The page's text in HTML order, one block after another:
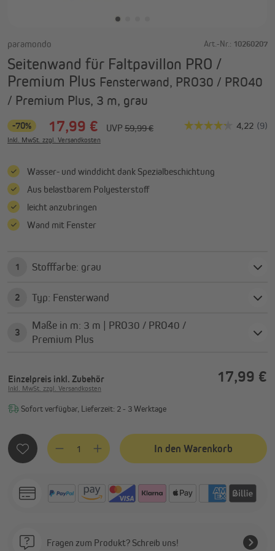
paramondo Art.-Nr.: 10260207
Seitenwand für Faltpavillon PRO /
Premium Plus Fensterwand, PRO30 / PRO40
/ Premium Plus, 3 m, grau
-70% 17,99 € UVP 59,99 €
Inkl. MwSt. zzgl. Versandkosten
Wasser- und winddicht dank Spezialbeschichtung
Aus belastbarem Polyesterstoff
leicht anzubringen
Wand mit Fenster
1 Stofffarbe: grau
2 Typ: Fensterwand
3
Maße in m: 3 m | PRO30 / PRO40 /
Premium Plus
Einzelpreis inkl. Zubehör 17,99 €
Inkl. MwSt. zzgl. Versandkosten
Sofort verfügbar, Lieferzeit: 2 - 3 Werktage
Produkt Anzahl: Gib den gewünschten Wert ein oder
In den Warenkorb
Fragen zum Produkt? Schreib uns!